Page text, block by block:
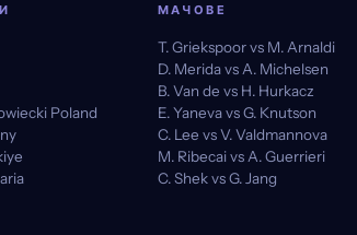
Poland
МАЧОВЕ
T. Griekspoor vs M. Arnaldi
D. Merida vs A. Michelsen
B. Van de vs H. Hurkacz
E. Yaneva vs G. Knutson
C. Lee vs V. Valdmannova
M. Ribecai vs A. Guerrieri
C. Shek vs G. Jang